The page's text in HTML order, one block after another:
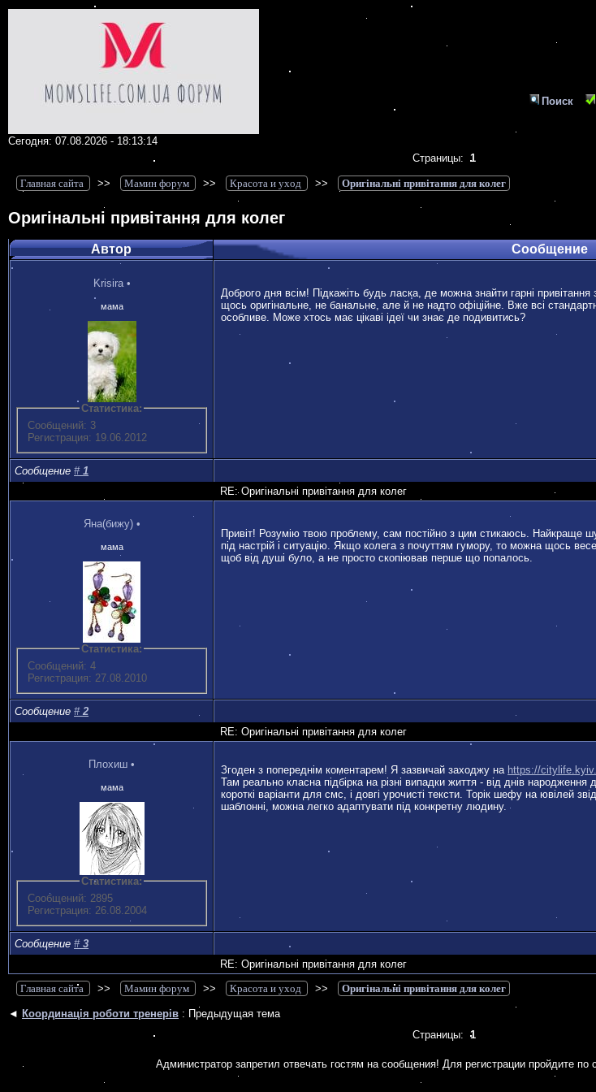
Поиск
Сегодня: 07.08.2026 - 18:13:14
Страницы:1
Главная сайта >> Мамин форум >> Красота и уход >> Оригінальні привітання для колег
Оригінальні привітання для колег
Автор Сообщение
Krisira •
мама
Статистика:
Сообщений: 3
Регистрация: 19.06.2012
Доброго дня всім! Підкажіть будь ласка, де можна знайти гарні
щось оригінальне, не банальне, але й не надто офіційне. Вже всі
особливе. Може хтось має цікаві ідеї чи знає де подивитись?
Сообщение#1
RE: Оригінальні привітання для колег
Яна(бижу) •
мама
Статистика:
Сообщений: 4
Регистрация: 27.08.2010
Привіт! Розумію твою проблему, сам постійно з цим стикаюсь. Найкраще
під настрій і ситуацію. Якщо колега з почуттям гумору, то можна щось
щоб від душі було, а не просто скопіював перше що попалось.
Сообщение#2
RE: Оригінальні привітання для колег
Плохиш •
мама
Статистика:
Сообщений: 2895
Регистрация: 26.08.2004
Згоден з попереднім коментарем! Я зазвичай заходжу на https://
Там реально класна підбірка на різні випадки життя - від днів
короткі варіанти для смс, і довгі урочисті тексти. Торік шефу на ювілей
шаблонні, можна легко адаптувати під конкретну людину.
Сообщение#3
RE: Оригінальні привітання для колег
Главная сайта
>> Мамин форум >> Красота и уход >> Оригінальні привітання для колег
◄ Координація роботи тренерів : Предыдущая тема
Страницы:1
Администратор запретил отвечать гостям на сообщения! Для регистрации пройдите по